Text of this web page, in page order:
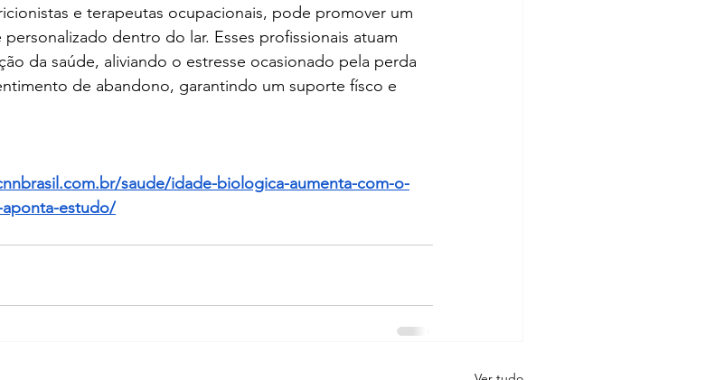
e terapeutas ocupacionais, pode promover um
dentro do lar. Esses profissionais atuam
da saúde, aliviando o estresse ocasionado pela perda
de abandono, garantindo um suporte físco e
saude/idade-biologica-aumenta-com-o-
aponta-estudo/